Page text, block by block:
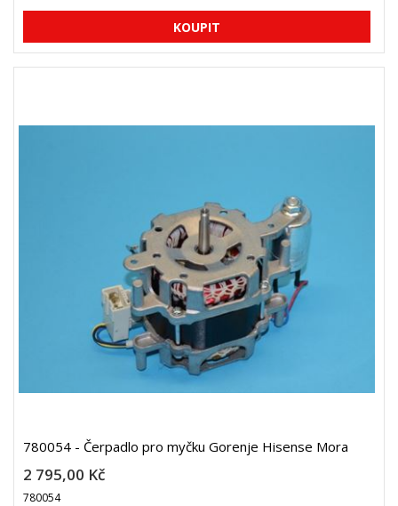
780054 - Čerpadlo pro myčku Gorenje Hisense Mora
2 795,00 Kč
780054